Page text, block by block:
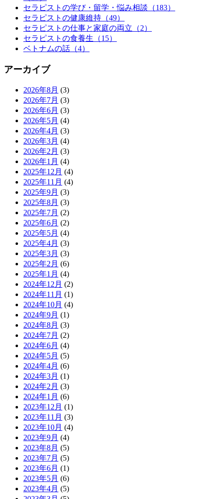
セラピストの学び・留学・悩み相談（183）
セラピストの健康維持（49）
セラピストの仕事と家庭の両立（2）
セラピストの食養生（15）
ベトナムの話（4）
アーカイブ
2026年8月 (3)
2026年7月 (3)
2026年6月 (3)
2026年5月 (4)
2026年4月 (3)
2026年3月 (4)
2026年2月 (3)
2026年1月 (4)
2025年12月 (4)
2025年11月 (4)
2025年9月 (3)
2025年8月 (3)
2025年7月 (2)
2025年6月 (2)
2025年5月 (4)
2025年4月 (3)
2025年3月 (3)
2025年2月 (6)
2025年1月 (4)
2024年12月 (2)
2024年11月 (1)
2024年10月 (4)
2024年9月 (1)
2024年8月 (3)
2024年7月 (2)
2024年6月 (4)
2024年5月 (5)
2024年4月 (6)
2024年3月 (1)
2024年2月 (3)
2024年1月 (6)
2023年12月 (1)
2023年11月 (3)
2023年10月 (4)
2023年9月 (4)
2023年8月 (5)
2023年7月 (5)
2023年6月 (1)
2023年5月 (6)
2023年4月 (5)